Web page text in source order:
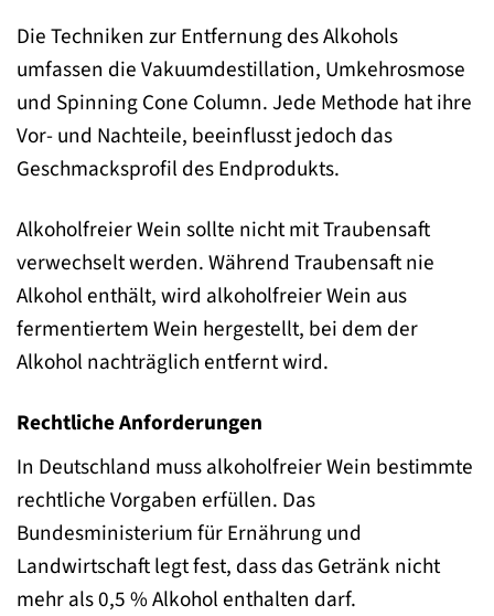
Die Techniken zur Entfernung des Alkohols
umfassen die Vakuumdestillation, Umkehrosmose
und Spinning Cone Column. Jede Methode hat ihre
Vor- und Nachteile, beeinflusst jedoch das
Geschmacksprofil des Endprodukts.
Alkoholfreier Wein sollte nicht mit Traubensaft
verwechselt werden. Während Traubensaft nie
Alkohol enthält, wird alkoholfreier Wein aus
fermentiertem Wein hergestellt, bei dem der
Alkohol nachträglich entfernt wird.
Rechtliche Anforderungen
In Deutschland muss alkoholfreier Wein bestimmte
rechtliche Vorgaben erfüllen. Das
Bundesministerium für Ernährung und
Landwirtschaft legt fest, dass das Getränk nicht
mehr als 0,5 % Alkohol enthalten darf.